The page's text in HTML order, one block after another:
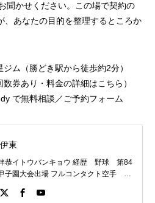
かせください。この場で契約の
、あなたの目的を整理するところか
ム（勝どき駅から徒歩約2分）
数券あり・料金の詳細はこちら ）
で無料相談／ご予約フォーム
東
恭イトウバンキョウ 経歴 野球 第84
子園大会出場 フルコンタクト空手 日
イト級新人王 FOKウェルター級王者